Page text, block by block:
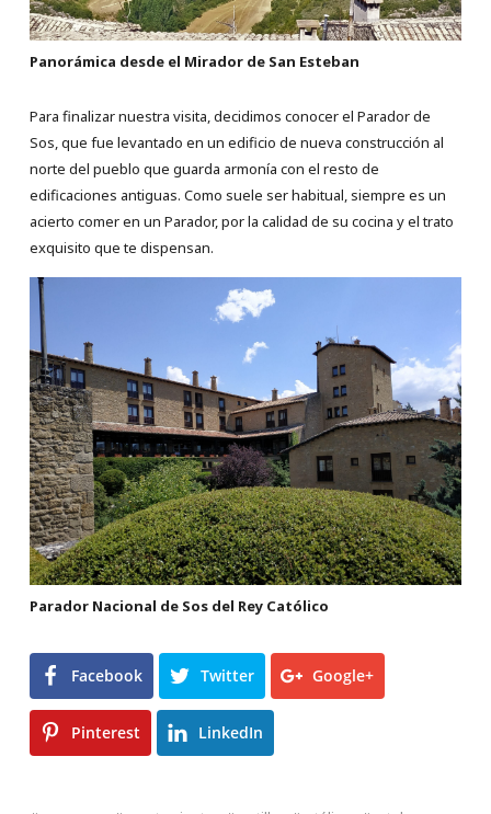
Panorámica desde el Mirador de San Esteban
Para finalizar nuestra visita, decidimos conocer el Parador de
Sos, que fue levantado en un edificio de nueva construcción al
norte del pueblo que guarda armonía con el resto de
edificaciones antiguas. Como suele ser habitual, siempre es un
acierto comer en un Parador, por la calidad de su cocina y el trato
exquisito que te dispensan.
Parador Nacional de Sos del Rey Católico
Facebook Twitter Google+
Pinterest LinkedIn